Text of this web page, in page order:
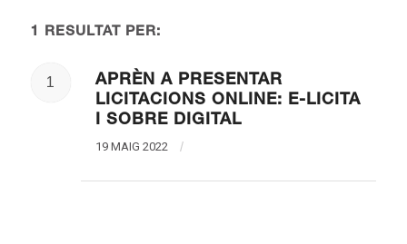
1 RESULTAT PER:
1
APRÈN A PRESENTAR
LICITACIONS ONLINE: E-LICITA
I SOBRE DIGITAL
19 MAIG 2022 /